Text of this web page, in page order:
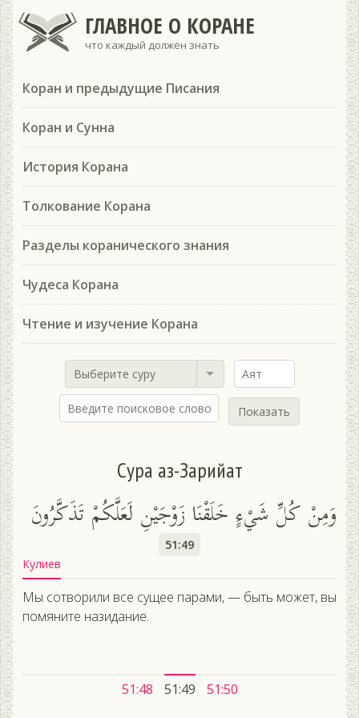
ГЛАВНОЕ О КОРАНЕ
что каждый должен знать
Коран и предыдущие Писания
Коран и Сунна
История Корана
Толкование Корана
Разделы коранического знания
Чудеса Корана
Чтение и изучение Корана
Выберите суру
Показать
Сура аз-Зарийат
وَمِنْ كُلِّ شَيْءٍ خَلَقْنَا زَوْجَيْنِ لَعَلَّكُمْ تَذَكَّرُونَ
51:49
Кулиев
Мы сотворили все сущее парами, — быть может, вы
помяните назидание.
51:48 51:49 51:50